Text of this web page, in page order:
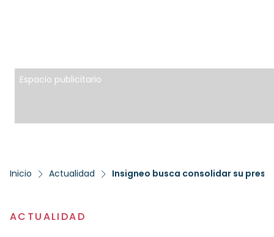
Espacio publicitario
Inicio Actualidad Insigneo busca consolidar su
ACTUALIDAD